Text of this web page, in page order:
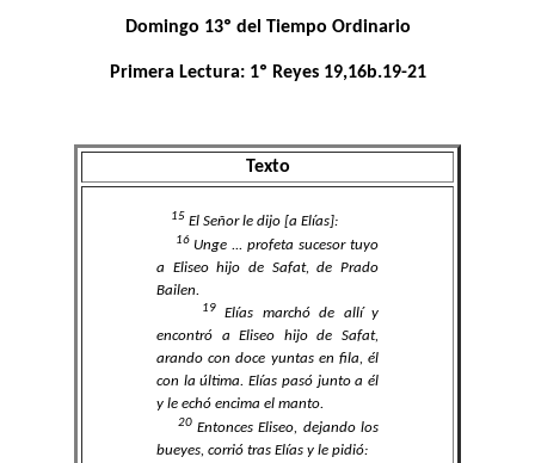
Domingo 13º del Tiempo Ordinario
Primera Lectura: 1º Reyes 19,16b.19-21
Texto
15 El Señor le dijo [a Elías]:
16Unge ... profeta sucesor tuyo
a Eliseo hijo de Safat, de Prado
Bailen.
19 Elías marchó de allí y
encontró a Eliseo hijo de Safat,
arando con doce yuntas en fila, él
con la última. Elías pasó junto a él
y le echó encima el manto.
20Entonces Eliseo, dejando los
bueyes, corrió tras Elías y le pidió: